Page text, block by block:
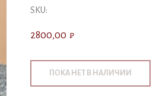
SKU:
2800,00 ₽